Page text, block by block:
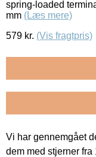
spring-loaded
mm (Læs mere)
579 kr. (Vis fragtpris)
Vi har gennemgået
dem med stjerner